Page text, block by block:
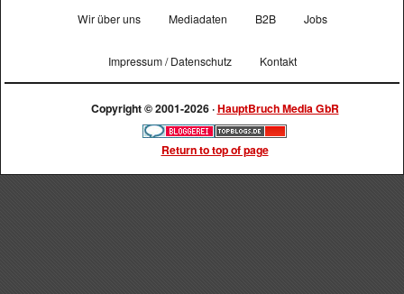
Wir über uns Mediadaten B2B Jobs
Impressum / Datenschutz Kontakt
Copyright © 2001-2026 ·HauptBruch Media GbR
Return to top of page